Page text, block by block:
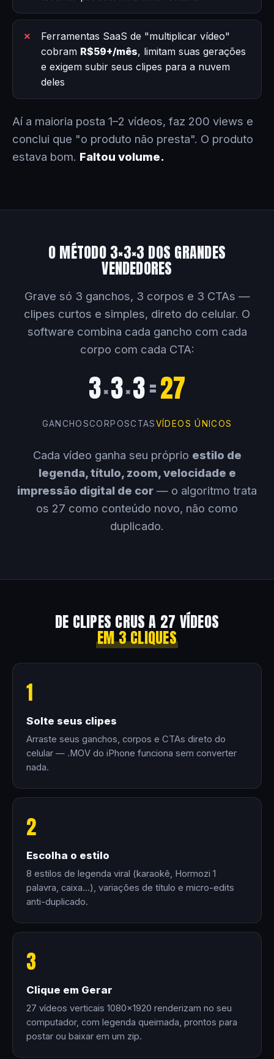
Ferramentas SaaS de "multiplicar vídeo"
cobram R$59+/mês, limitam suas gerações
e exigem subir seus clipes para a nuvem
deles
Aí a maioria posta 1–2 vídeos, faz 200 views e
conclui que "o produto não presta". O produto
estava bom. Faltou volume.
O MÉTODO 3×3×3 DOS GRANDES
VENDEDORES
Grave só 3 ganchos, 3 corpos e 3 CTAs —
clipes curtos e simples, direto do celular. O
software combina cada gancho com cada
corpo com cada CTA:
3×3×3=27
GANCHOSCORPOSCTASVÍDEOS ÚNICOS
Cada vídeo ganha seu próprio estilo de
legenda, título, zoom, velocidade e
impressão digital de cor — o algoritmo trata
os 27 como conteúdo novo, não como
duplicado.
DE CLIPES CRUS A 27 VÍDEOS
EM 3 CLIQUES
1
Solte seus clipes
Arraste seus ganchos, corpos e CTAs direto do
celular — .MOV do iPhone funciona sem converter
nada.
2
Escolha o estilo
8 estilos de legenda viral (karaokê, Hormozi 1
palavra, caixa…), variações de título e micro-edits
anti-duplicado.
3
Clique em Gerar
27 vídeos verticais 1080×1920 renderizam no seu
computador, com legenda queimada, prontos para
postar ou baixar em um zip.